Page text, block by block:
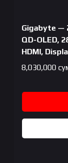
Gigabyte —
QD-OLED,
HDMI,
8,030,000